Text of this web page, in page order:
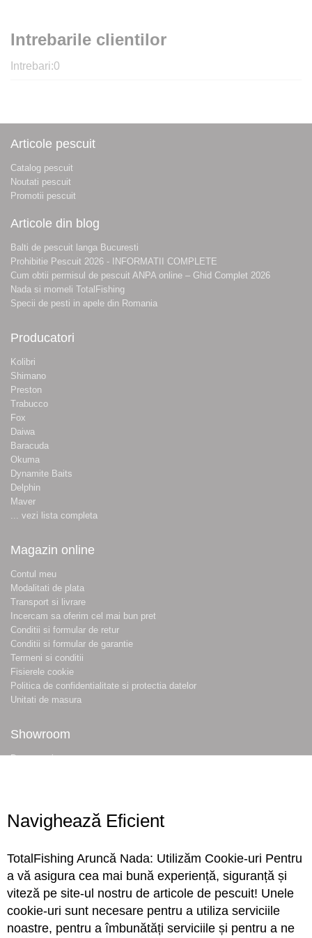
Intrebarile clientilor
Intrebari:0
Articole pescuit
Catalog pescuit
Noutati pescuit
Promotii pescuit
Articole din blog
Balti de pescuit langa Bucuresti
Prohibitie Pescuit 2026 - INFORMATII COMPLETE
Cum obtii permisul de pescuit ANPA online – Ghid Complet 2026
Nada si momeli TotalFishing
Specii de pesti in apele din Romania
Producatori
Kolibri
Shimano
Preston
Trabucco
Fox
Daiwa
Baracuda
Okuma
Dynamite Baits
Delphin
Maver
... vezi lista completa
Magazin online
Contul meu
Modalitati de plata
Transport si livrare
Incercam sa oferim cel mai bun pret
Conditii si formular de retur
Conditii si formular de garantie
Termeni si conditii
Fisierele cookie
Politica de confidentialitate si protectia datelor
Unitati de masura
Showroom
Despre noi
Conecteaza-te
Sa ne cunoastem mai bine. Vino alaturi de noi pe reteaua ta preferata. Te
asteptam cu stiri, surprize, concursuri, premii ...
Navighează Eficient
TotalFishing Aruncă Nada: Utilizăm Cookie-uri Pentru
a vă asigura cea mai bună experiență, siguranță și
viteză pe site-ul nostru de articole de pescuit! Unele
cookie-uri sunt necesare pentru a utiliza serviciile
noastre, pentru a îmbunătăți serviciile și pentru a ne